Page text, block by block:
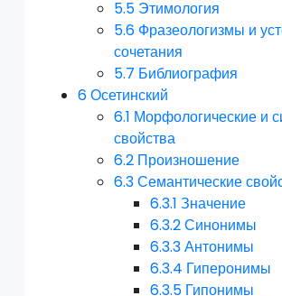
5.5 Этимология
5.6 Фразеологизмы и
сочетания
5.7 Библиография
6Осетинский
6.1 Морфологические и
свойства
6.2 Произношение
6.3Семантические
6.3.1 Значение
6.3.2Синонимы
6.3.3Антонимы
6.3.4 Гиперонимы
6.3.5 Гипонимы